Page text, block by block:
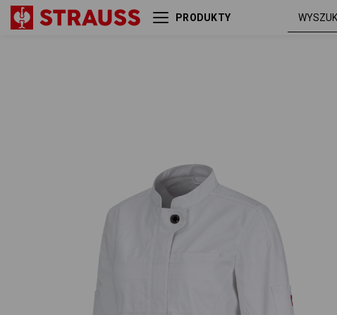
PRODUKTY
Bluza kucharska z długim ręk.
biały